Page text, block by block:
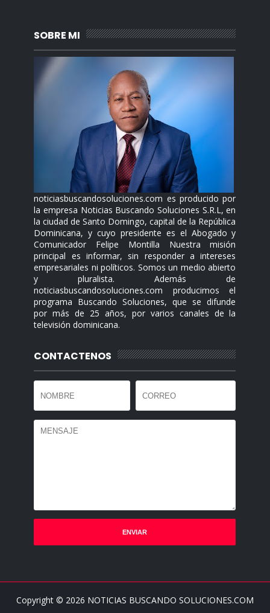
SOBRE MI
noticiasbuscandosoluciones.com es producido por
la empresa Noticias Buscando Soluciones S.R.L, en
la ciudad de Santo Domingo, capital de la República
Dominicana, y cuyo presidente es el Abogado y
Comunicador Felipe Montilla Nuestra misión
principal es informar, sin responder a intereses
empresariales ni políticos. Somos un medio abierto
y pluralista. Además de
noticiasbuscandosoluciones.com producimos el
programa Buscando Soluciones, que se difunde
por más de 25 años, por varios canales de la
televisión dominicana.
CONTACTENOS
Copyright © 2026 NOTICIAS BUSCANDO SOLUCIONES.COM